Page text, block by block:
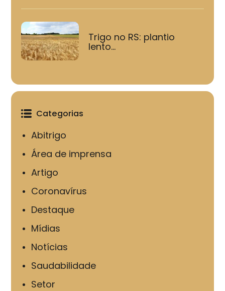
Trigo no RS: plantio
lento...
Categorias
Abitrigo
Área de imprensa
Artigo
Coronavírus
Destaque
Mídias
Notícias
Saudabilidade
Setor